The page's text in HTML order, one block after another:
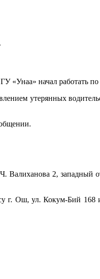
«Унаа» начал работать
утерянных
2, западный
г. Ош, ул. Кокум-Бий 168